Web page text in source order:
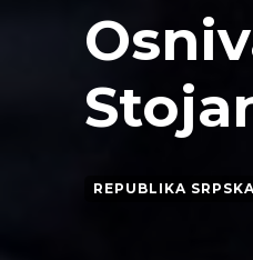
REPUBLIKA SRPSKA